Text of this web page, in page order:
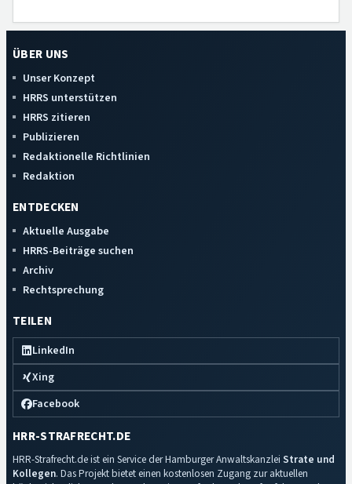
ÜBER UNS
Unser Konzept
HRRS unterstützen
HRRS zitieren
Publizieren
Redaktionelle Richtlinien
Redaktion
ENTDECKEN
Aktuelle Ausgabe
HRRS-Beiträge suchen
Archiv
Rechtsprechung
TEILEN
LinkedIn
Xing
Facebook
HRR-STRAFRECHT.DE
HRR-Strafrecht.de ist ein Service der Hamburger Anwaltskanzlei Strate und
Kollegen. Das Projekt bietet einen kostenlosen Zugang zur aktuellen